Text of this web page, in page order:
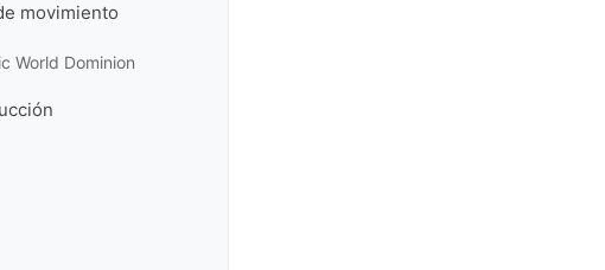
movimiento
World Dominion